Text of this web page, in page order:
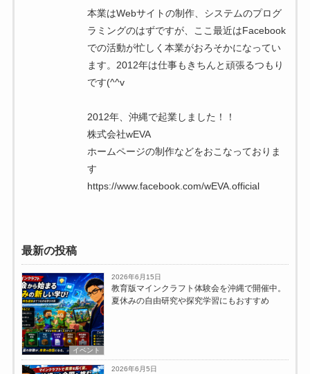
本業はWebサイトの制作、システムのプログ
ラミングのはずですが、ここ最近はFacebook
での活動が忙しく本業がおろそかになってい
ます。2012年は仕事もきちんと頑張るつもり
です(^^v
2012年、沖縄で起業しました！！
株式会社wEVA
ホームページの制作などをおこなっておりま
す
https://www.facebook.com/wEVA.official
最新の投稿
イベント
2026年6月15日
教育版マインクラフト体験会を沖縄で開催中。
夏休みの自由研究や探究学習にもおすすめ
2026年6月5日